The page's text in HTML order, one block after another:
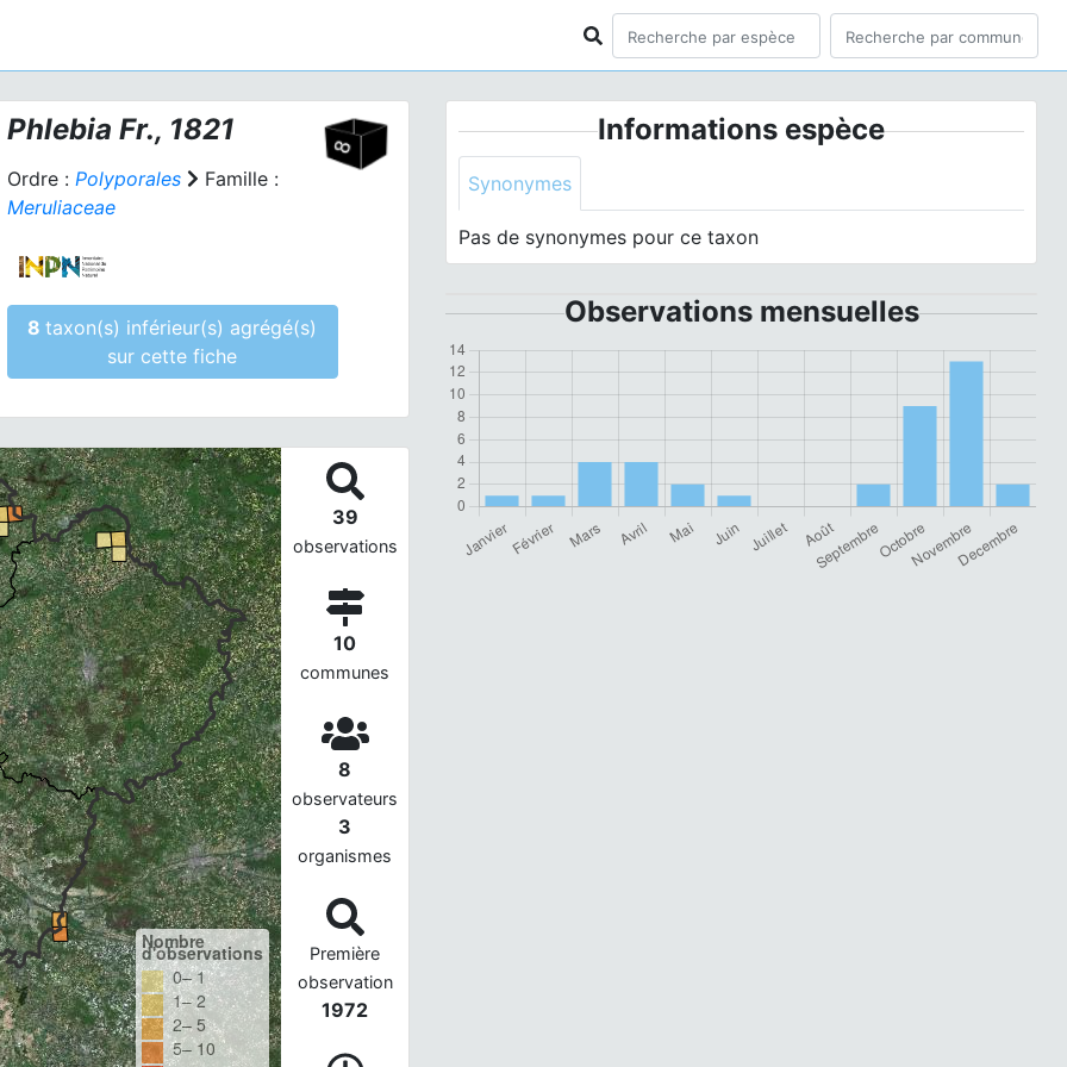
Phlebia Fr., 1821
Ordre : Polyporales
Famille :
Meruliaceae
8taxon(s) inférieur(s) agrégé(s)
sur cette fiche
Nombre
d'observations
0– 1
1– 2
2– 5
5– 10
39
observations
10
communes
8
observateurs
3
organismes
Première
observation
1972
Informations espèce
Synonymes
Pas de synonymes pour ce taxon
Observations mensuelles